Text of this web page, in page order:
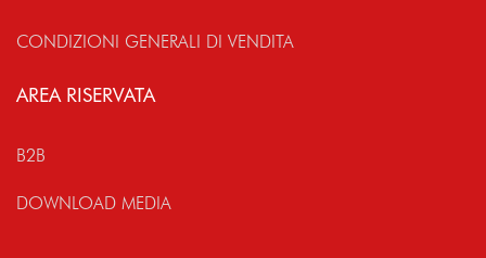
CONDIZIONI GENERALI DI VENDITA
AREA RISERVATA
B2B
DOWNLOAD MEDIA